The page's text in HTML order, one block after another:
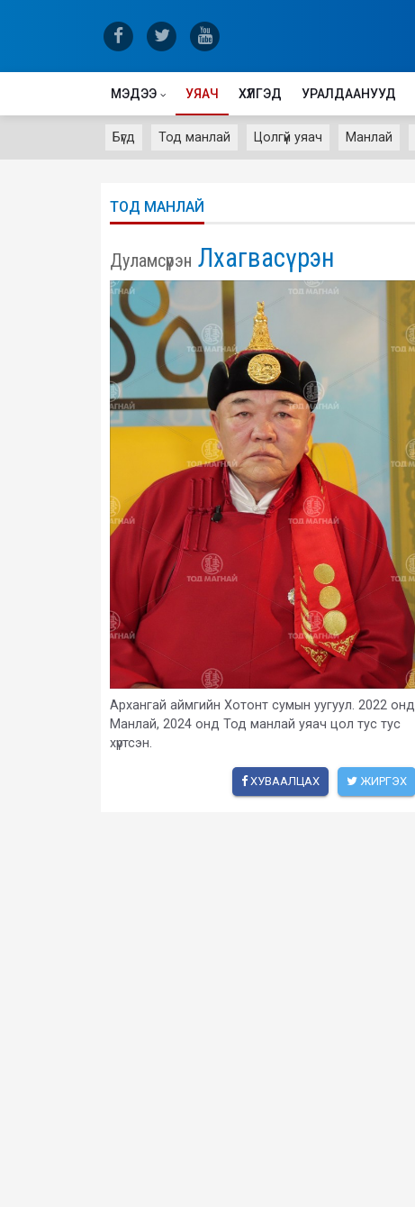
МЭДЭЭ УЯАЧ ХҮЛГЭД УРАЛДААНУУД
Бүгд Тод манлай Цолгүй уяач Манлай
ТОД МАНЛАЙ
Дуламсүрэн Лхагвасүрэн
Архангай аймгийн Хотонт сумын уугуул. 2022 онд
Манлай, 2024 онд Тод манлай уяач цол тус тус
хүртсэн.
ХУВААЛЦАХ ЖИРГЭХ